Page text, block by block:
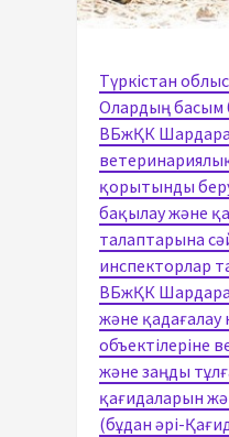
Түркістан
Олардың басым
ВБжҚК Шардара
қорытынды
бақылау және
талаптарына
инспекторлар
ВБжҚК Шардара
және
объектілеріне
және заңды
қағидаларын
(бұдан әрі-